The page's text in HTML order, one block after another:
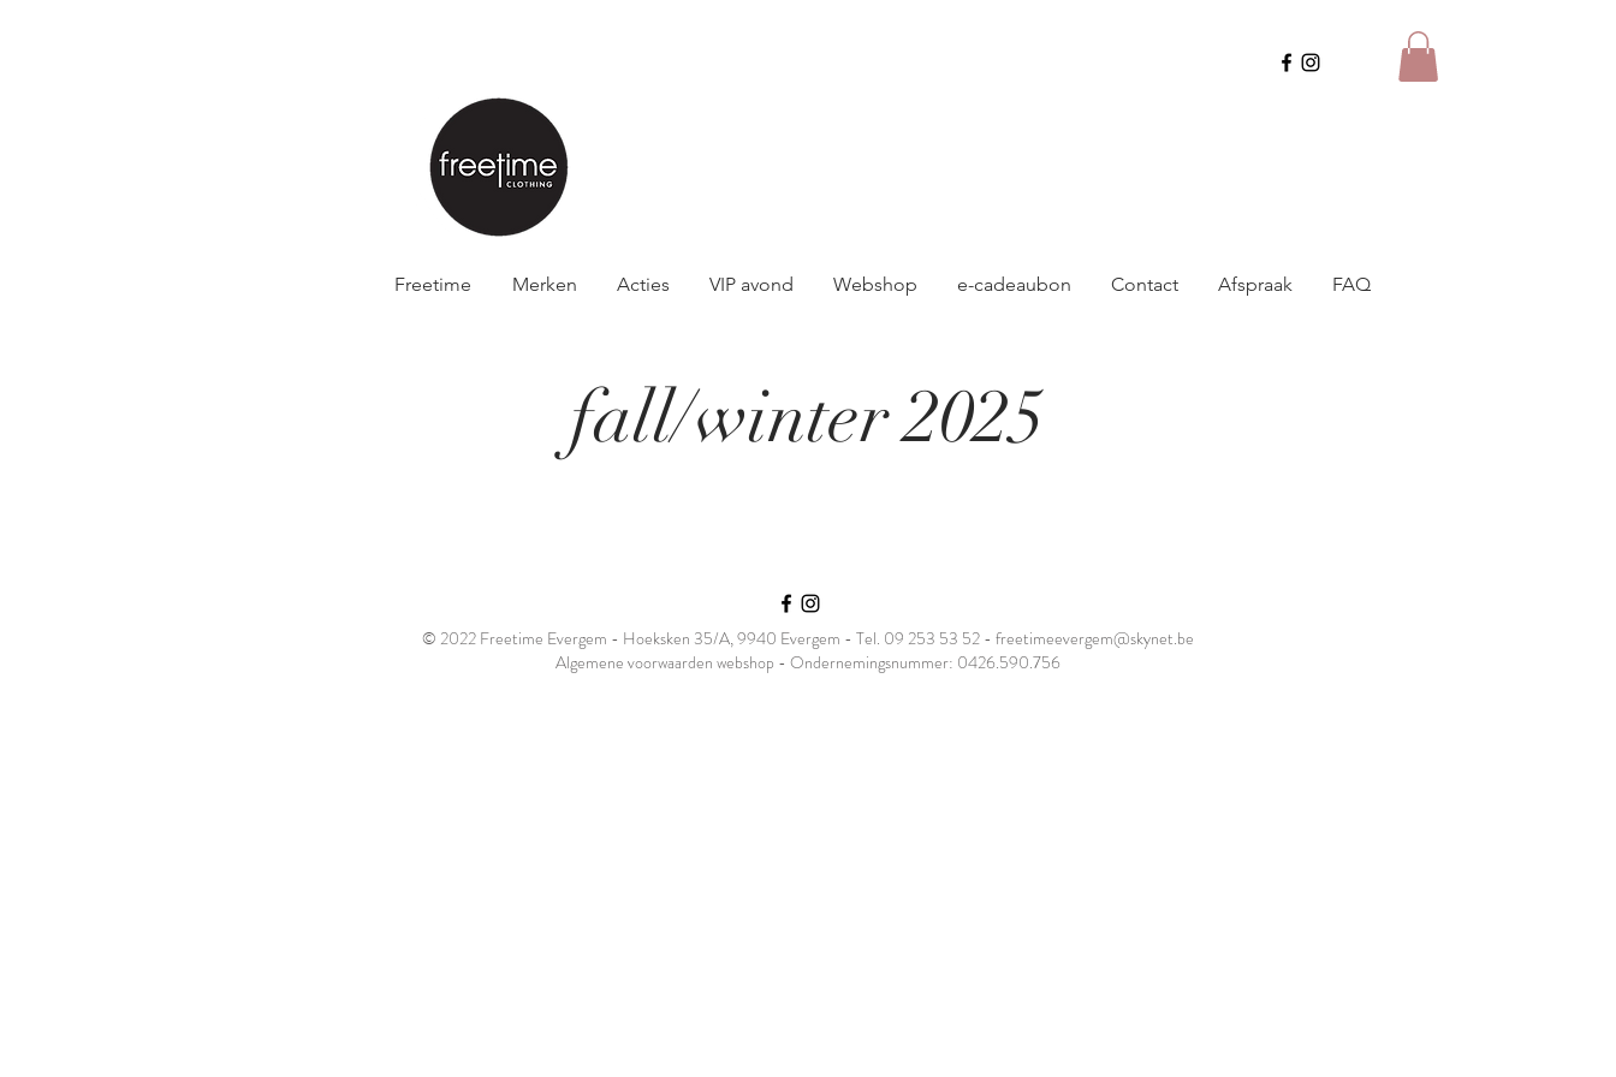
Freetime Merken Acties VIP avond Webshop e-cadeaubon Contact Afspraak FAQ
fall/winter 2025
© 2022 Freetime Evergem - Hoeksken 35/A, 9940 Evergem - Tel. 09 253 53 52 - freetimeevergem@skynet.be
Algemene voorwaarden webshop - Ondernemingsnummer: 0426.590.756